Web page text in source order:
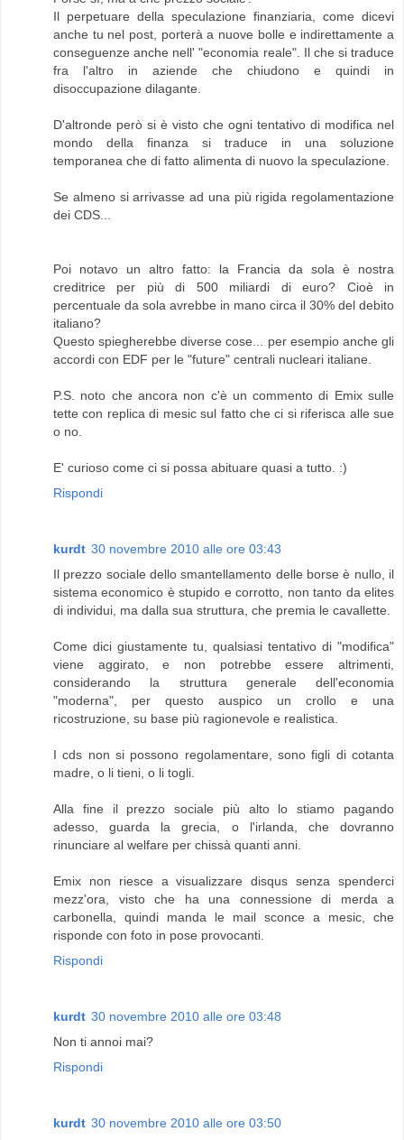
Il perpetuare della speculazione finanziaria, come dicevi
anche tu nel post, porterà a nuove bolle e indirettamente a
conseguenze anche nell' "economia reale". Il che si traduce
fra l'altro in aziende che chiudono e quindi in
disoccupazione dilagante.
D'altronde però si è visto che ogni tentativo di modifica nel
mondo della finanza si traduce in una soluzione
temporanea che di fatto alimenta di nuovo la speculazione.
Se almeno si arrivasse ad una più rigida regolamentazione
dei CDS...
Poi notavo un altro fatto: la Francia da sola è nostra
creditrice per più di 500 miliardi di euro? Cioè in
percentuale da sola avrebbe in mano circa il 30% del debito
italiano?
Questo spiegherebbe diverse cose... per esempio anche gli
accordi con EDF per le "future" centrali nucleari italiane.
P.S. noto che ancora non c'è un commento di Emix sulle
tette con replica di mesic sul fatto che ci si riferisca alle sue
o no.
E' curioso come ci si possa abituare quasi a tutto. :)
Rispondi
kurdt 30 novembre 2010 alle ore 03:43
Il prezzo sociale dello smantellamento delle borse è nullo, il
sistema economico è stupido e corrotto, non tanto da elites
di individui, ma dalla sua struttura, che premia le cavallette.
Come dici giustamente tu, qualsiasi tentativo di "modifica"
viene aggirato, e non potrebbe essere altrimenti,
considerando la struttura generale dell'economia
"moderna", per questo auspico un crollo e una
ricostruzione, su base più ragionevole e realistica.
I cds non si possono regolamentare, sono figli di cotanta
madre, o li tieni, o li togli.
Alla fine il prezzo sociale più alto lo stiamo pagando
adesso, guarda la grecia, o l'irlanda, che dovranno
rinunciare al welfare per chissà quanti anni.
Emix non riesce a visualizzare disqus senza spenderci
mezz'ora, visto che ha una connessione di merda a
carbonella, quindi manda le mail sconce a mesic, che
risponde con foto in pose provocanti.
Rispondi
kurdt 30 novembre 2010 alle ore 03:48
Non ti annoi mai?
Rispondi
kurdt 30 novembre 2010 alle ore 03:50